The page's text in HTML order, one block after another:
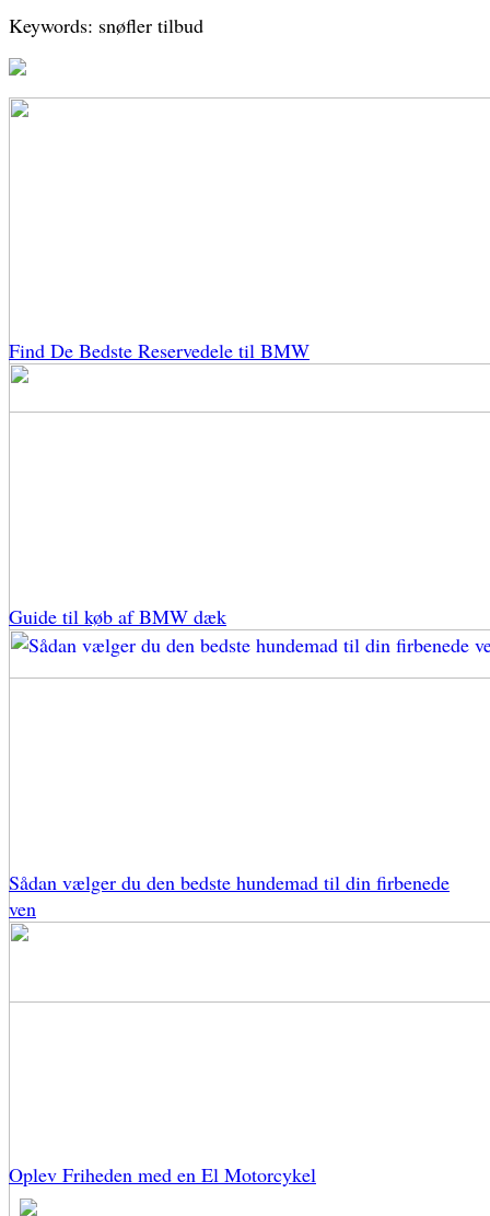
Keywords: snøfler tilbud
Find De Bedste Reservedele til BMW
Guide til køb af BMW dæk
Sådan vælger du den bedste hundemad til din firbenede
ven
Oplev Friheden med en El Motorcykel